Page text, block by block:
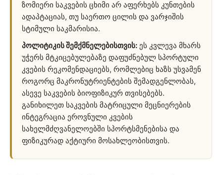
ზომიერი საკვების ცხიმი არ აფერხებს კუნთების
ადაპტაციას, თუ საერთო ცილის და ვარჯიშის
სტიმული საკმარისია.
პოლიტიკის შემქმნელებისთვის: ეს კვლევა მხარს
უჭერს მტკიცებულებაზე დაფუძნებულ სპორტული
კვების რეკომენდაციებს, რომლებიც ხაზს უსვამენ
როგორც მაკრონუტრიენტების შემადგენლობას,
ასევე საკვების ბიოფიზიკურ თვისებებს.
განიხილეთ საკვების მატრიცული მეცნიერების
ინტეგრაცია ეროვნული კვების
სახელმძღვანელოებში სპორტსმენებისა და
ფიზიკურად აქტიური მოსახლეობისთვის.